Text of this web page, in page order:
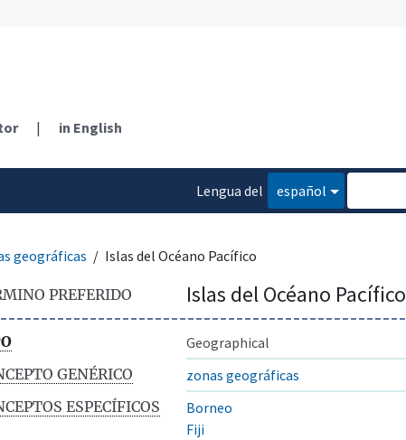
| in English
Lengua del
español
geográficas Islas del Océano Pacífico
PREFERIDO Islas del Océano Pacífico
Geographical
GENÉRICO
zonas geográficas
ESPECÍFICOS
Borneo
Fiji